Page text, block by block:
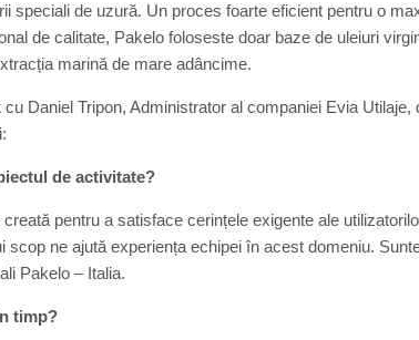
speciali de uzură. Un proces foarte eficient pentru o
de calitate, Pakelo foloseste doar baze de uleiuri
marină de mare adâncime.
Daniel Tripon, Administrator al companiei Evia Utilaje,
de activitate?
pentru a satisface cerințele exigente ale
scop ne ajută experiența echipei în acest domeniu.
Pakelo – Italia.
timp?